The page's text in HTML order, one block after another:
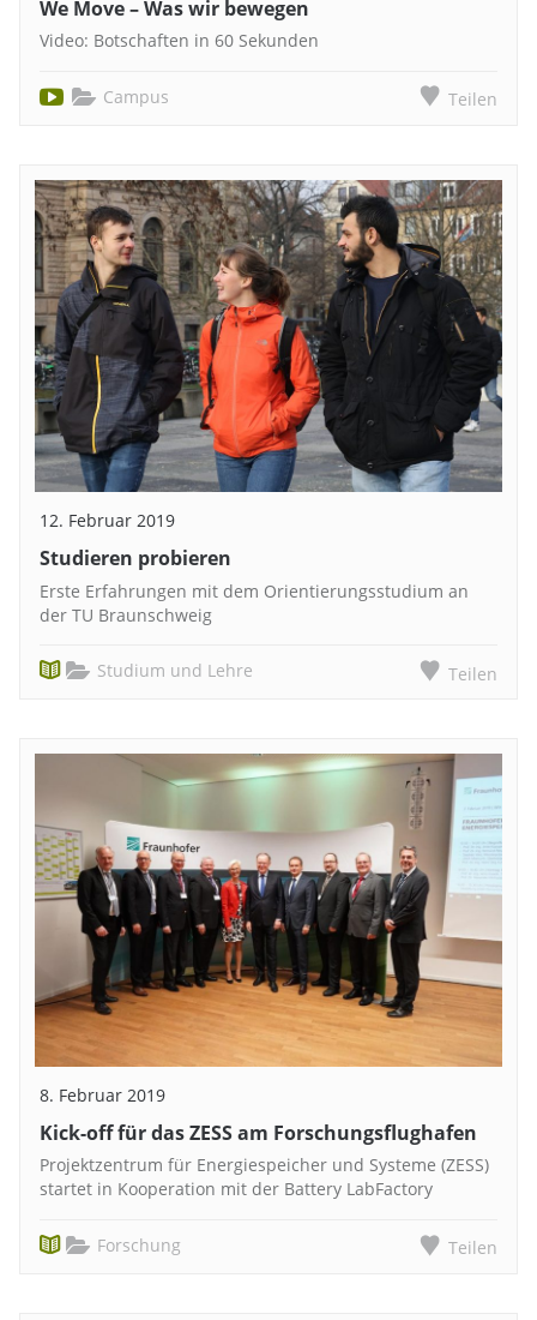
We Move – Was wir bewegen
Video: Botschaften in 60 Sekunden
Campus Teilen
12. Februar 2019
Studieren probieren
Erste Erfahrungen mit dem Orientierungsstudium an
der TU Braunschweig
Studium und Lehre Teilen
8. Februar 2019
Kick-off für das ZESS am Forschungsflughafen
Projektzentrum für Energiespeicher und Systeme (ZESS)
startet in Kooperation mit der Battery LabFactory
Forschung Teilen